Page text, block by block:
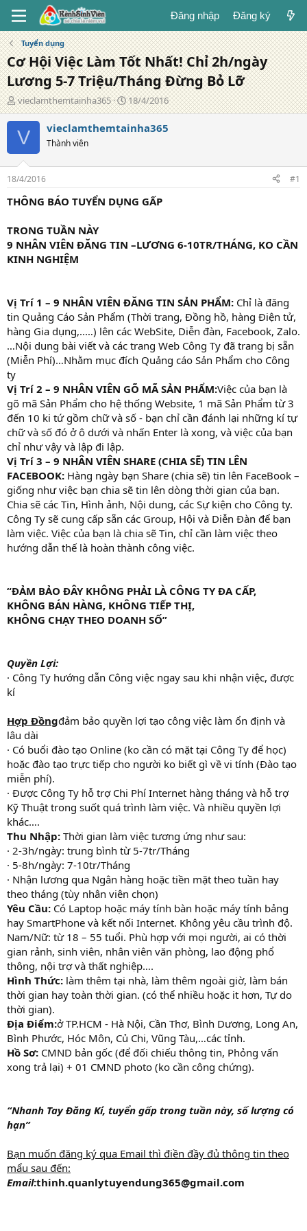
Đăng nhập Đăng ký
Tuyển dụng
Cơ Hội Việc Làm Tốt Nhất! Chỉ 2h/ngày
Lương 5-7 Triệu/Tháng Đừng Bỏ Lỡ
T
á
c
g
ả
vieclamthemtainha365
N
g
à
g
18/4/2016
V vieclamthemtainha365
Thành viên
18/4/2016 #1
THÔNG BÁO TUYỂN DỤNG GẤP
TRONG TUẦN NÀY
9 NHÂN VIÊN ĐĂNG TIN –LƯƠNG 6-10TR/THÁNG, KO CẦN
KINH NGHIỆM
Vị Trí 1 – 9 NHÂN VIÊN ĐĂNG TIN SẢN PHẨM: Chỉ là đăng
tin Quảng Cáo Sản Phẩm (Thời trang, Đồng hồ, hàng Điện tử,
hàng Gia dụng,..…) lên các WebSite, Diễn đàn, Facebook, Zalo.
…Nội dung bài viết và các trang Web Công Ty đã trang bị sẵn
(Miễn Phí)…Nhằm mục đích Quảng cáo Sản Phẩm cho Công
ty
Vị Trí 2 – 9 NHÂN VIÊN GÕ MÃ SẢN PHẨM:Việc của bạn là
gõ mã Sản Phẩm cho hệ thống Website, 1 mã Sản Phẩm từ 3
đến 10 ki tứ gồm chữ và số - bạn chỉ cần đánh lại những kí tự
chữ và số đó ở ô dưới và nhấn Enter là xong, và việc của bạn
chỉ như vậy và lập đi lập.
Vị Trí 3 – 9 NHÂN VIÊN SHARE (CHIA SẼ) TIN LÊN
FACEBOOK: Hàng ngày bạn Share (chia sẽ) tin lên FaceBook –
giống như việc bạn chia sẽ tin lên dòng thời gian của bạn.
Chia sẽ các Tin, Hình ảnh, Nội dung, các Sự kiện cho Công ty.
Công Ty sẽ cung cấp sẵn các Group, Hội và Diễn Đàn để bạn
làm việc. Việc của bạn là chia sẽ Tin, chỉ cần làm việc theo
hướng dẫn thế là hoàn thành công việc.
“ĐẢM BẢO ĐÂY KHÔNG PHẢI LÀ CÔNG TY ĐA CẤP,
KHÔNG BÁN HÀNG, KHÔNG TIẾP THỊ,
KHÔNG CHẠY THEO DOANH SỐ”
Quyền Lợi:
· Công Ty hướng dẫn Công việc ngay sau khi nhận việc, được
kí
Hợp Đồngđảm bảo quyền lợi tạo công việc làm ổn định và
lâu dài
· Có buổi đào tạo Online (ko cần có mặt tại Công Ty để học)
hoặc đào tạo trực tiếp cho người ko biết gì về vi tính (Đào tạo
miễn phí).
· Được Công Ty hỗ trợ Chi Phí Internet hàng tháng và hỗ trợ
Kỹ Thuật trong suốt quá trình làm việc. Và nhiều quyền lợi
khác….
Thu Nhập: Thời gian làm việc tương ứng như sau:
· 2-3h/ngày: trung bình từ 5-7tr/Tháng
· 5-8h/ngày: 7-10tr/Tháng
· Nhận lương qua Ngân hàng hoặc tiền mặt theo tuần hay
theo tháng (tùy nhân viên chọn)
Yêu Cầu: Có Laptop hoặc máy tính bàn hoặc máy tính bảng
hay SmartPhone và kết nối Internet. Không yêu cầu trình độ.
Nam/Nữ: từ 18 – 55 tuổi. Phù hợp với mọi người, ai có thời
gian rảnh, sinh viên, nhân viên văn phòng, lao động phổ
thông, nội trợ và thất nghiệp….
Hình Thức: làm thêm tại nhà, làm thêm ngoài giờ, làm bán
thời gian hay toàn thời gian. (có thể nhiều hoặc it hơn, Tự do
thời gian).
Địa Điểm:ở TP.HCM - Hà Nội, Cần Thơ, Bình Dương, Long An,
Bình Phước, Hóc Môn, Củ Chi, Vũng Tàu,…các tỉnh.
Hồ Sơ: CMND bản gốc (để đối chiếu thông tin, Phỏng vấn
xong trả lại) + 01 CMND photo (ko cần công chứng).
“Nhanh Tay Đăng Kí, tuyển gấp trong tuần này, số lượng có
hạn”
Bạn muốn đăng ký qua Email thì điền đầy đủ thông tin theo
mẩu sau đến:
Email:thinh.quanlytuyendung365@gmail.com